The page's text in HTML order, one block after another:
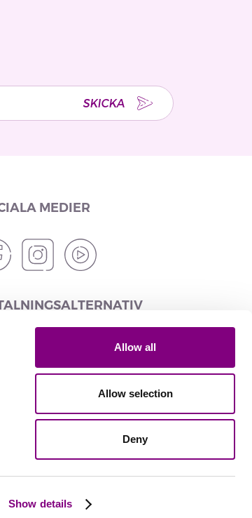
Show details
Allow all
Allow selection
Deny
SKICKA
MEDIER
Levererad av